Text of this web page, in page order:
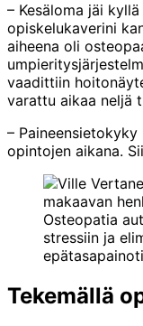
– Kesäloma jäi
opiskelukaverini
aiheena oli
vaadittiin
varattu aikaa neljä
–
opintojen aikana.
Osteopatia
stressiin ja
Tekemällä